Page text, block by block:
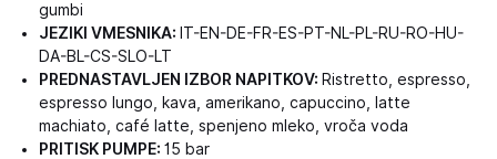
gumbi
JEZIKI VMESNIKA: IT-EN-DE-FR-ES-PT-NL-PL-RU-RO-HU-
DA-BL-CS-SLO-LT
PREDNASTAVLJEN IZBOR NAPITKOV: Ristretto, espresso,
espresso lungo, kava, amerikano, capuccino, latte
machiato, café latte, spenjeno mleko, vroča voda
PRITISK PUMPE: 15 bar